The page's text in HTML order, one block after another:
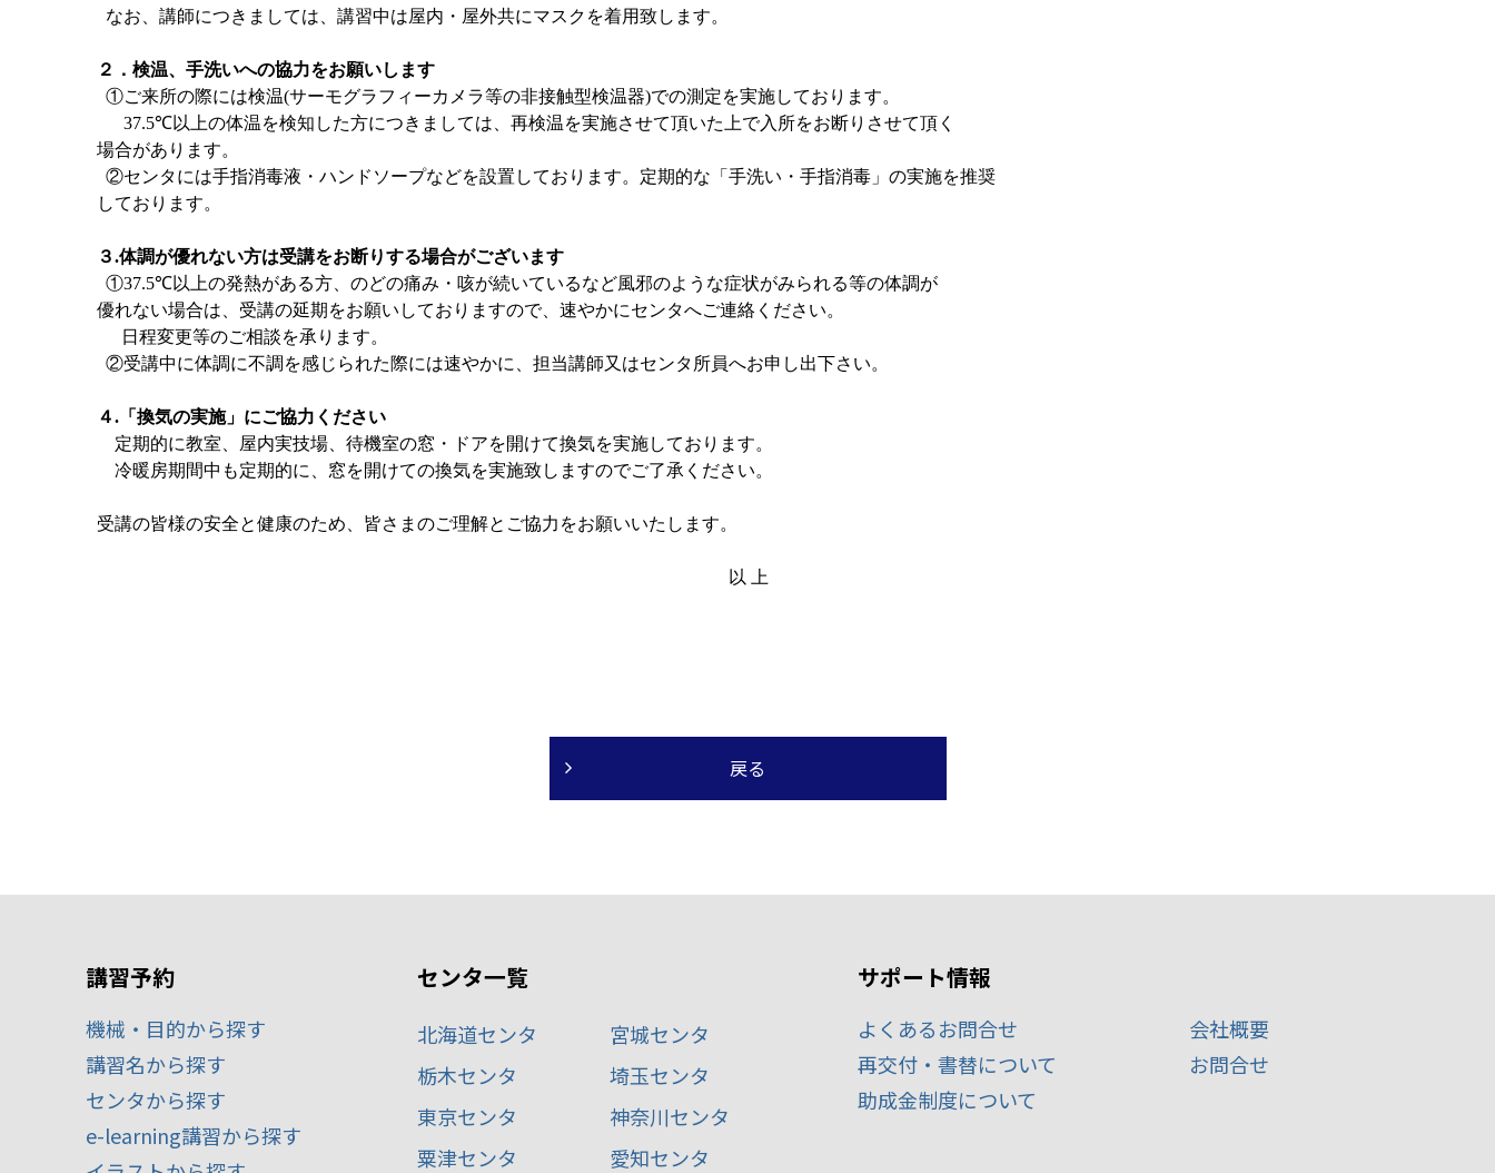
なお、講師につきましては、講習中は屋内・屋外共にマスクを着用致します。
２．検温、手洗いへの協力をお願いします
①ご来所の際には検温(サーモグラフィーカメラ等の非接触型検温器)での測定を実施しております。
37.5℃以上の体温を検知した方につきましては、再検温を実施させて頂いた上で入所をお断り させて頂く
場合があります。
②センタには手指消毒液・ハンドソープなどを設置しております。定期的な「手洗い・手指消毒」の実施を推奨
しております。
３.体調が優れない方は受講をお断りする場合がございます
①37.5℃以上の発熱がある方、のどの痛み・咳が続いているなど風邪のような症状がみられる等の体調が
優れない場合は、受講の延期をお願いしておりますので、速やかにセンタへご連絡ください。
日程変更等のご相談を承ります。
②受講中に体調に不調を感じられた際には速やかに、担当講師又はセンタ所員へお申し出下さい。
４. 「換気の実施」にご協力ください
定期的に教室、屋内実技場、待機室の窓・ドアを開けて換気を実施しております。
冷暖房期間中も定期的に、窓を開けての換気を実施致しますのでご了承ください。
受講の皆様の安全と健康のため、皆さまのご理解とご協力をお願いいたします。
以 上
講習予約
機械・目的から探す
講習名から探す
センタから探す
e-learning講習から探す
センタ一覧
北海道センタ
宮城センタ
栃木センタ
埼玉センタ
東京センタ
神奈川センタ
粟津センタ
愛知センタ
サポート情報
よくあるお問合せ
再交付・書替について
助成金制度について
会社概要
お問合せ